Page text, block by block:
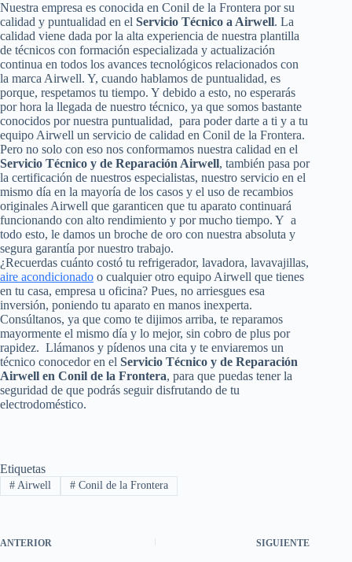
Nuestra empresa es conocida en Conil de la Frontera por su
calidad y puntualidad en el Servicio Técnico a Airwell. La
calidad viene dada por la alta experiencia de nuestra plantilla
de técnicos con formación especializada y actualización
continua en todos los avances tecnológicos relacionados con
la marca Airwell. Y, cuando hablamos de puntualidad, es
porque, respetamos tu tiempo. Y debido a esto, no esperarás
por hora la llegada de nuestro técnico, ya que somos bastante
conocidos por nuestra puntualidad, para poder darte a ti y a tu
equipo Airwell un servicio de calidad en Conil de la Frontera.
Pero no solo con eso nos conformamos nuestra calidad en el
Servicio Técnico y de Reparación Airwell, también pasa por
la certificación de nuestros especialistas, nuestro servicio en el
mismo día en la mayoría de los casos y el uso de recambios
originales Airwell que garanticen que tu aparato continuará
funcionando con alto rendimiento y por mucho tiempo. Y a
todo esto, le damos un broche de oro con nuestra absoluta y
segura garantía por nuestro trabajo.
¿Recuerdas cuánto costó tu refrigerador, lavadora, lavavajillas,
aire acondicionado o cualquier otro equipo Airwell que tienes
en tu casa, empresa u oficina? Pues, no arriesgues esa
inversión, poniendo tu aparato en manos inexperta.
Consúltanos, ya que como te dijimos arriba, te reparamos
mayormente el mismo día y lo mejor, sin cobro de plus por
rapidez. Llámanos y pídenos una cita y te enviaremos un
técnico conocedor en el Servicio Técnico y de Reparación
Airwell en Conil de la Frontera, para que puedas tener la
seguridad de que podrás seguir disfrutando de tu
electrodoméstico.
Etiquetas
#Airwell #Conil de la Frontera
ANTERIOR SIGUIENTE